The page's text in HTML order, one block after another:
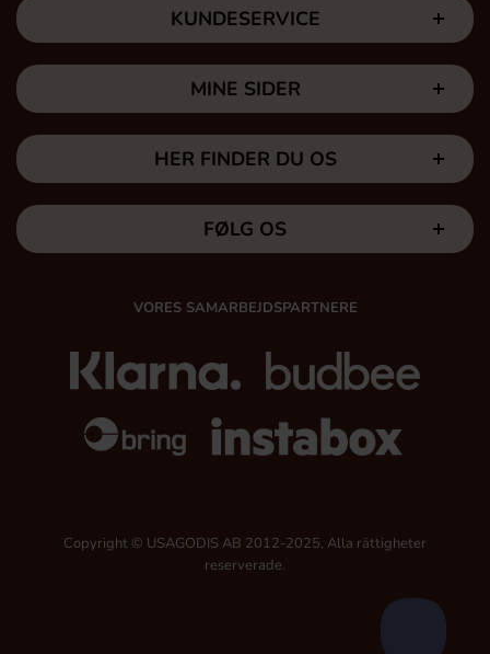
KUNDESERVICE
MINE SIDER
HER FINDER DU OS
FØLG OS
VORES SAMARBEJDSPARTNERE
Copyright © USAGODIS AB 2012-2025, Alla rättigheter
reserverade.